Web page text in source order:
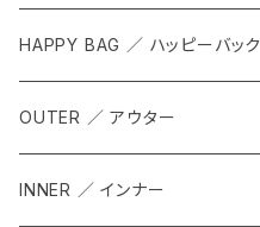
HAPPY BAG ／ ハッピーバック
OUTER ／ アウター
INNER ／ インナー